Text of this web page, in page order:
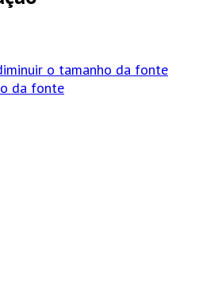
o tamanho da fonte
da fonte